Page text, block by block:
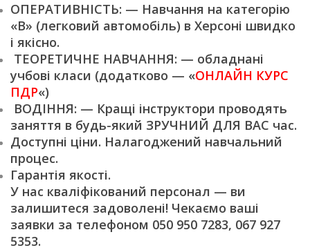
ОПЕРАТИВНІСТЬ: — Навчання на категорію
«В» (легковий автомобіль) в Херсоні швидко
і якісно.
ТЕОРЕТИЧНЕ НАВЧАННЯ: — обладнані
учбові класи (додатково — «ОНЛАЙН КУРС
ПДР«)
ВОДІННЯ: — Кращі інструктори проводять
заняття в будь-який ЗРУЧНИЙ ДЛЯ ВАС час.
Доступні ціни. Налагоджений навчальний
процес.
Гарантія якості.
У нас кваліфікований персонал — ви
залишитеся задоволені! Чекаємо ваші
заявки за телефоном 050 950 7283, 067 927
5353.